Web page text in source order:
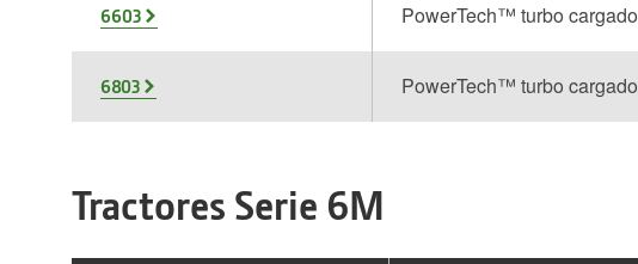
6603 PowerTech™ turbo cargado
6803 PowerTech™ turbo cargado
Tractores Serie 6M